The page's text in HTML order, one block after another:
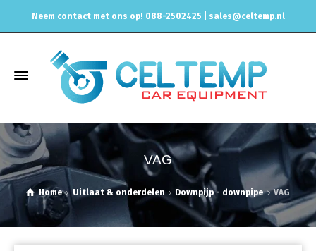
Neem contact met ons op! 088-2502425 | sales@celtemp.nl
VAG
Home Uitlaat & onderdelen Downpijp - downpipe VAG